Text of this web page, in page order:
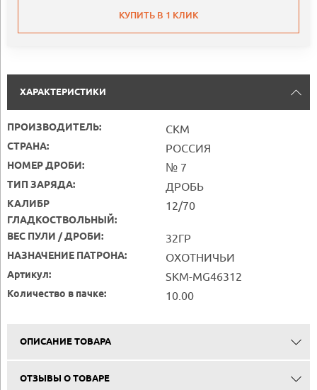
КУПИТЬ В 1 КЛИК
ХАРАКТЕРИСТИКИ
ПРОИЗВОДИТЕЛЬ: СКМ
СТРАНА: РОССИЯ
НОМЕР ДРОБИ: № 7
ТИП ЗАРЯДА: ДРОБЬ
КАЛИБР
ГЛАДКОСТВОЛЬНЫЙ:
12/70
ВЕС ПУЛИ / ДРОБИ: 32ГР
НАЗНАЧЕНИЕ ПАТРОНА: ОХОТНИЧЬИ
Артикул: SKM-MG46312
Количество в пачке: 10.00
ОПИСАНИЕ ТОВАРА
ОТЗЫВЫ О ТОВАРЕ